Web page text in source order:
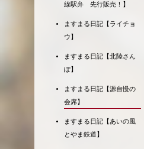
線駅弁 先行販売！】
ますまる日記【ライチョ
ウ】
ますまる日記【北陸さん
ぽ】
ますまる日記【源自慢の
会席】
ますまる日記【あいの風
とやま鉄道】